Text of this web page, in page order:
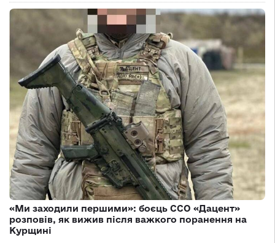
«Ми заходили першими»: боєць ССО «Дацент»
розповів, як вижив після важкого поранення на
Курщині